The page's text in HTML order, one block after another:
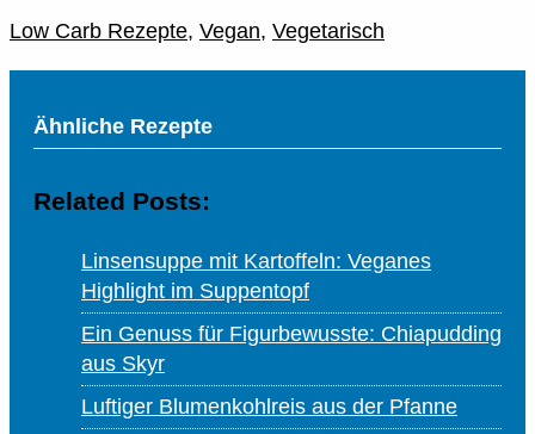
Low Carb Rezepte, Vegan, Vegetarisch
Ähnliche Rezepte
Related Posts:
Linsensuppe mit Kartoffeln: Veganes
Highlight im Suppentopf
Ein Genuss für Figurbewusste: Chiapudding
aus Skyr
Luftiger Blumenkohlreis aus der Pfanne